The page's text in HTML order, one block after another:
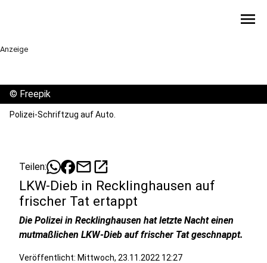
menu
Anzeige
© Freepik
Polizei-Schriftzug auf Auto.
Teilen: mailopen_in_new
LKW-Dieb in Recklinghausen auf
frischer Tat ertappt
Die Polizei in Recklinghausen hat letzte Nacht einen
mutmaßlichen LKW-Dieb auf frischer Tat geschnappt.
Veröffentlicht: Mittwoch, 23.11.2022 12:27